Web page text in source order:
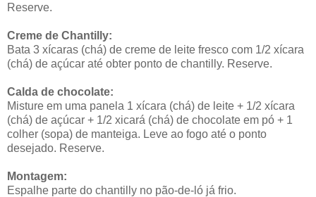
Reserve.
Creme de Chantilly:
Bata 3 xícaras (chá) de creme de leite fresco com 1/2 xícara
(chá) de açúcar até obter ponto de chantilly. Reserve.
Calda de chocolate:
Misture em uma panela 1 xícara (chá) de leite + 1/2 xícara
(chá) de açúcar + 1/2 xicará (chá) de chocolate em pó + 1
colher (sopa) de manteiga. Leve ao fogo até o ponto
desejado. Reserve.
Montagem:
Espalhe parte do chantilly no pão-de-ló já frio.